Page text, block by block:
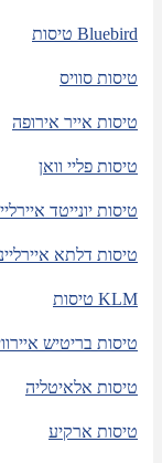
טיסות Bluebird
טיסות סוויס
טיסות אייר אירופה
טיסות פליי וואן
טיסות יונייטד
טיסות דלתא
טיסות KLM
טיסות בריטיש
טיסות אלאיטליה
טיסות ארקיע